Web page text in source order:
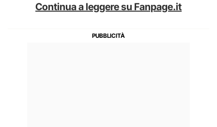
Continua a leggere su Fanpage.it